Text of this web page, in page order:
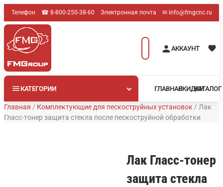
Перейти
к
содержимому
Телефон ☎︎ 8-800-250-38-60 Электронная почта ✉︎ info@fmgcnc.ru
Поиск
товаров
АККАУНТ
КАТЕГОРИИ ГЛАВНАЯ КАТАЛОГ
СКИДКИ
Главная / Комплектующие для пескоструйных установок / Лак
Гласс-тонер защита стекла после пескоструйной обработки
Лак Гласс-тонер
защита стекла